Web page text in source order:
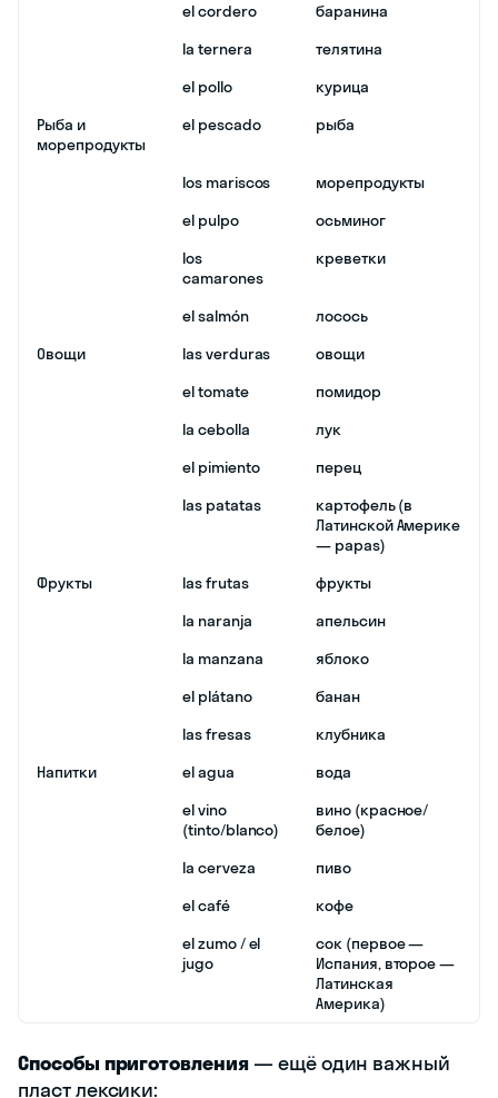
el cordero
баранина
la ternera
телятина
el pollo
курица
Рыба и
морепродукты
el pescado рыба
los mariscos
морепродукты
el pulpo
осьминог
los
camarones
креветки
el salmón
лосось
Овощи
las verduras
овощи
el tomate
помидор
la cebolla
лук
el pimiento
перец
las patatas
картофель (в
Латинской Америке
— papas)
Фрукты
las frutas
фрукты
la naranja
апельсин
la manzana
яблоко
el plátano
банан
las fresas
клубника
Напитки
el agua
вода
el vino
(tinto/blanco)
вино (красное/
белое)
la cerveza
пиво
el café
кофе
el zumo / el
jugo
сок (первое —
Испания, второе —
Латинская
Америка)
Способы приготовления— ещё один важный
пласт лексики: